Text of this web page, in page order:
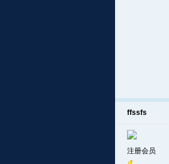
ffssfs
注册会员